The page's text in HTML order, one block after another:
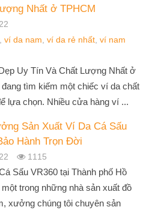
Nhất ở TPHCM
ví da nam ví da rẻ nhất ví nam
Uy Tín Và Chất Lượng Nhất ở
tìm kiếm một chiếc ví da chất
lựa chọn. Nhiều cửa hàng ví ...
Sản Xuất Ví Da Cá Sấu
Hành Trọn Đời
1115
Sấu VR360 tại Thành phố Hồ
trong những nhà sản xuất đồ
xưởng chúng tôi chuyên sản